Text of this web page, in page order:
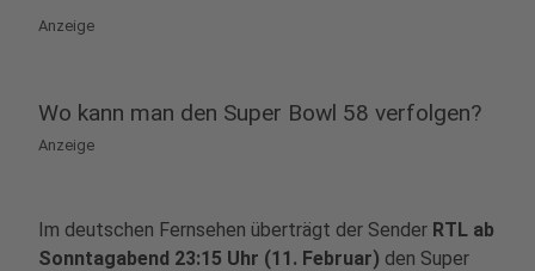
Anzeige
Wo kann man den Super Bowl 58 verfolgen?
Anzeige
Im deutschen Fernsehen überträgt der Sender RTL ab
Sonntagabend 23:15 Uhr (11. Februar) den Super